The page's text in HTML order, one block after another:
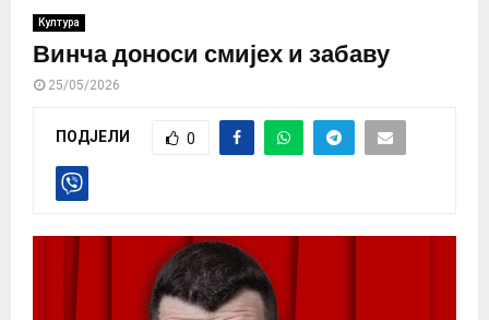
Култура
Винча доноси смијех и забаву
25/05/2026
ПОДЈЕЛИ 0